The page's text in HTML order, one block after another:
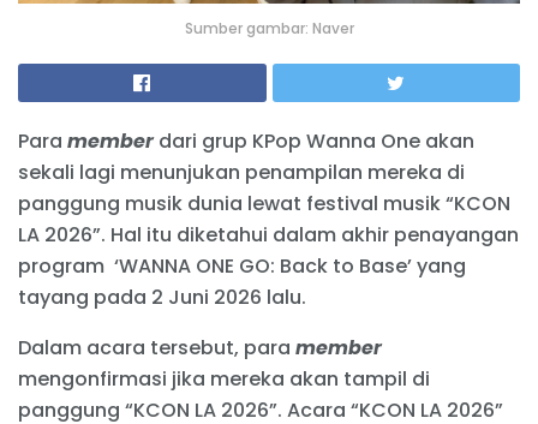
Sumber gambar: Naver
Para memberdari grup KPop Wanna One akan
sekali lagi menunjukan penampilan mereka di
panggung musik dunia lewat festival musik “KCON
LA 2026”. Hal itu diketahui dalam akhir penayangan
program ‘WANNA ONE GO: Back to Base’ yang
tayang pada 2 Juni 2026 lalu.
Dalam acara tersebut, para member
mengonfirmasi jika mereka akan tampil di
panggung “KCON LA 2026”. Acara “KCON LA 2026”